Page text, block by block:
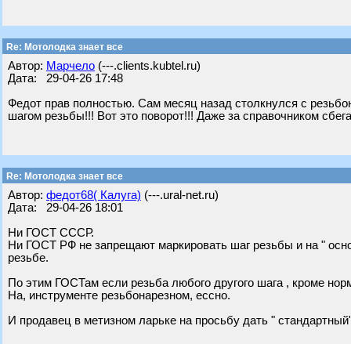
Re: Мотолодка знает все
Автор: Марчело (---.clients.kubtel.ru)
Дата: 29-04-26 17:48
Федот прав полностью. Сам месяц назад столкнулся с
шагом резьбы!!! Вот это поворот!!! Даже за справочником
Re: Мотолодка знает все
Автор: федот68( Калуга) (---.ural-net.ru)
Дата: 29-04-26 18:01
Ни ГОСТ СССР.
Ни ГОСТ РФ не запрещают маркировать шаг резьбы и на "
резьбе.
По этим ГОСТам если резьба любого другого шага , кроме
На, инструменте резьбонарезном, ессно.
И продавец в метизном ларьке на просьбу дать "